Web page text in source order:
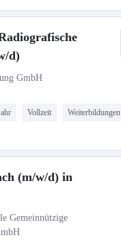
d)
GmbH
Vollzeit Weiterbildungen
(m/w/d) in
Gemeinnützige